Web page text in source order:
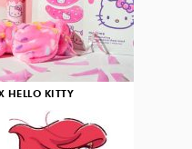
HELLO KITTY
3